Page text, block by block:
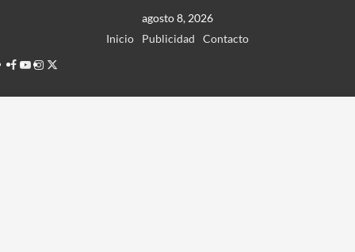
agosto 8, 2026
Inicio
Publicidad
Contacto
Facebook
Youtube
Instagram
Twitter